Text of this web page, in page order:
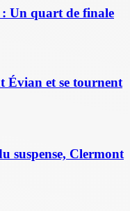
Un quart de finale
Évian et se tournent
suspense, Clermont